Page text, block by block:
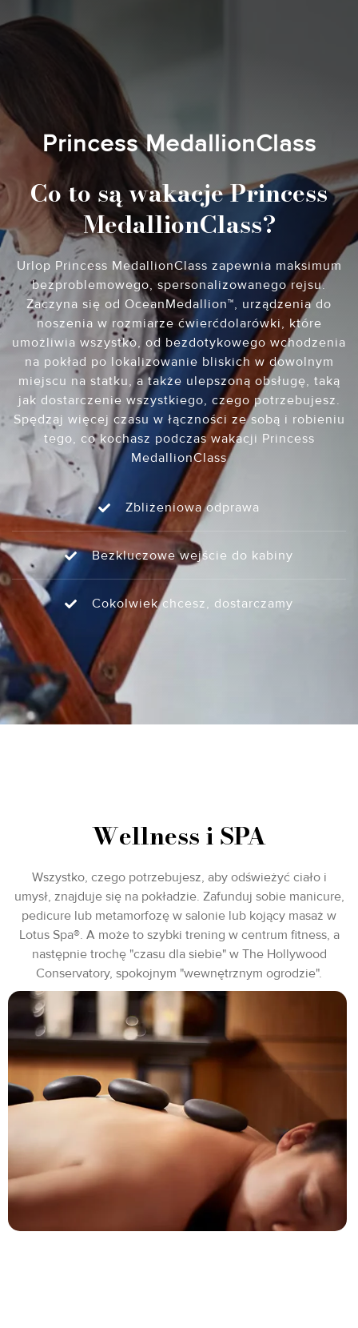
Princess MedallionClass
Co to są wakacje Princess
MedallionClass?
Urlop Princess MedallionClass zapewnia maksimum
bezproblemowego, spersonalizowanego rejsu.
Zaczyna się od OceanMedallion™, urządzenia do
noszenia w rozmiarze ćwierćdolarówki, które
umożliwia wszystko, od bezdotykowego wchodzenia
na pokład po lokalizowanie bliskich w dowolnym
miejscu na statku, a także ulepszoną obsługę, taką
jak dostarczenie wszystkiego, czego potrzebujesz.
Spędzaj więcej czasu w łączności ze sobą i robieniu
tego, co kochasz podczas wakacji Princess
MedallionClass
Zbliżeniowa odprawa
Bezkluczowe wejście do kabiny
Cokolwiek chcesz, dostarczamy
Wellness i SPA
Wszystko, czego potrzebujesz, aby odświeżyć ciało i
umysł, znajduje się na pokładzie. Zafunduj sobie manicure,
pedicure lub metamorfozę w salonie lub kojący masaż w
Lotus Spa®. A może to szybki trening w centrum fitness, a
następnie trochę "czasu dla siebie" w The Hollywood
Conservatory, spokojnym "wewnętrznym ogrodzie".